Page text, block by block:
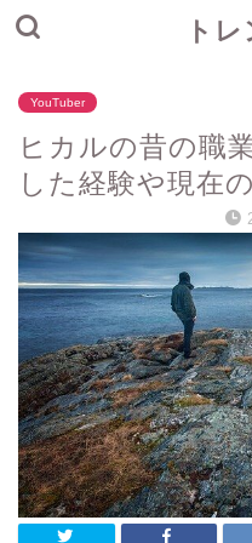
ト
YouTuber
ヒカルの昔の職
した経験や現在